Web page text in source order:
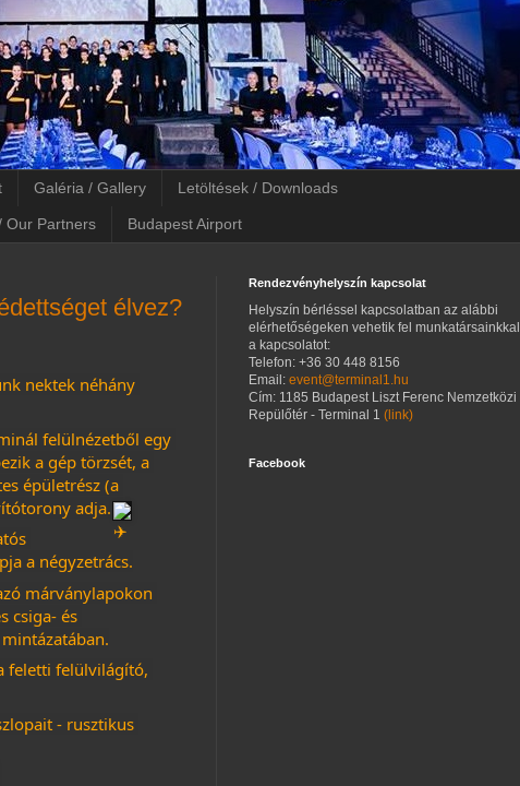
Galéria / Gallery Letöltések / Downloads
Our Partners Budapest Airport
élvez?
nektek néhány
felülnézetből egy
a gép törzsét, a
épületrész (a
adja.
a négyzetrács.
márványlapokon
csiga- és
feletti felülvilágító,
- rusztikus
Rendezvényhelyszín kapcsolat
Helyszín bérléssel kapcsolatban az alábbi
elérhetőségeken vehetik fel munkatársainkkal
a kapcsolatot:
Telefon: +36 30 448 8156
Email: event@terminal1.hu
Cím: 1185 Budapest Liszt Ferenc Nemzetközi
Repülőtér - Terminal 1 (link)
Facebook